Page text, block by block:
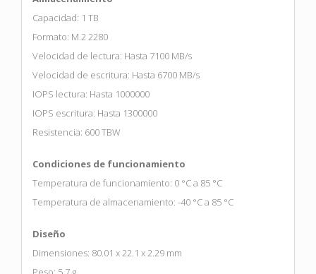
Capacidad: 1 TB
Formato: M.2 2280
Velocidad de lectura: Hasta 7100 MB/s
Velocidad de escritura: Hasta 6700 MB/s
IOPS lectura: Hasta 1000000
IOPS escritura: Hasta 1300000
Resistencia: 600 TBW
Condiciones de funcionamiento
Temperatura de funcionamiento: 0 °C a 85 °C
Temperatura de almacenamiento: -40 °C a 85 °C
Diseño
Dimensiones: 80.01 x 22.1 x 2.29 mm